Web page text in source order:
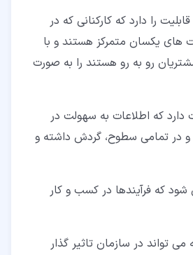
را دارد که کارکنانی که در
های یکسان متمرکز هستند و با
رو به رو هستند را به صورت
که اطلاعات به سهولت در
در تمامی سطوح، گردش داشته و
که فرآیندها در کسب و کار
تواند در سازمان تاثیر گذار